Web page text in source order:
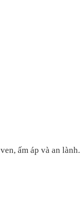
ấm áp và an lành.